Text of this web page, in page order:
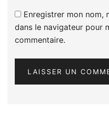
Enregistrer mon nom,
dans le navigateur pour
commentaire.